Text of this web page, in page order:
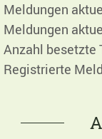
Meldungen
Meldungen
Anzahl besetzte
Registrierte